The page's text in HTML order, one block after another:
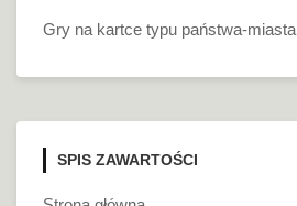
Gry na kartce typu państwa-miasta
SPIS ZAWARTOŚCI